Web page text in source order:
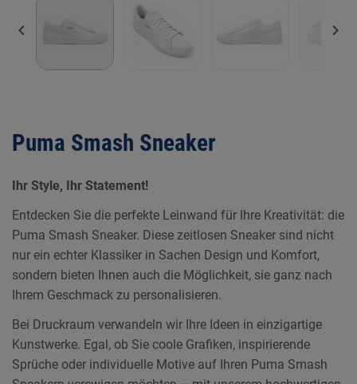
 
Puma Smash Sneaker
Ihr Style, Ihr Statement!
Entdecken Sie die perfekte Leinwand für Ihre Kreativität: die
Puma Smash Sneaker. Diese zeitlosen Sneaker sind nicht
nur ein echter Klassiker in Sachen Design und Komfort,
sondern bieten Ihnen auch die Möglichkeit, sie ganz nach
Ihrem Geschmack zu personalisieren.
Bei Druckraum verwandeln wir Ihre Ideen in einzigartige
Kunstwerke. Egal, ob Sie coole Grafiken, inspirierende
Sprüche oder individuelle Motive auf Ihren Puma Smash